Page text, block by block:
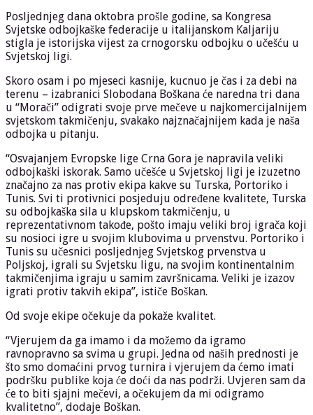
Posljednjeg dana oktobra prošle godine, sa Kongresa
Svjetske odbojkaške federacije u italijanskom Kaljariju
stigla je istorijska vijest za crnogorsku odbojku o učešću u
Svjetskoj ligi.
Skoro osam i po mjeseci kasnije, kucnuo je čas i za debi na
terenu – izabranici Slobodana Boškana će naredna tri dana
u “Morači” odigrati svoje prve mečeve u najkomercijalnijem
svjetskom takmičenju, svakako najznačajnijem kada je naša
odbojka u pitanju.
“Osvajanjem Evropske lige Crna Gora je napravila veliki
odbojkaški iskorak. Samo učešće u Svjetskoj ligi je izuzetno
značajno za nas protiv ekipa kakve su Turska, Portoriko i
Tunis. Svi ti protivnici posjeduju određene kvalitete, Turska
su odbojkaška sila u klupskom takmičenju, u
reprezentativnom takođe, pošto imaju veliki broj igrača koji
su nosioci igre u svojim klubovima u prvenstvu. Portoriko i
Tunis su učesnici posljednjeg Svjetskog prvenstva u
Poljskoj, igrali su Svjetsku ligu, na svojim kontinentalnim
takmičenjima igraju u samim završnicama. Veliki je izazov
igrati protiv takvih ekipa”, ističe Boškan.
Od svoje ekipe očekuje da pokaže kvalitet.
“Vjerujem da ga imamo i da možemo da igramo
ravnopravno sa svima u grupi. Jedna od naših prednosti je
što smo domaćini prvog turnira i vjerujem da ćemo imati
podršku publike koja će doći da nas podrži. Uvjeren sam da
će to biti sjajni mečevi, a očekujem da mi odigramo
kvalitetno”, dodaje Boškan.